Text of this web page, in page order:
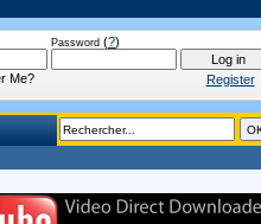
Password (?)
Me? Register